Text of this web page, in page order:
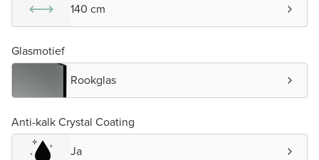
140 cm
Glasmotief
Rookglas
Anti-kalk Crystal Coating
Ja